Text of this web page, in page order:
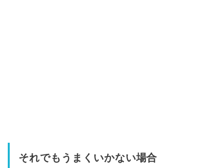
それでもうまくいかない場合